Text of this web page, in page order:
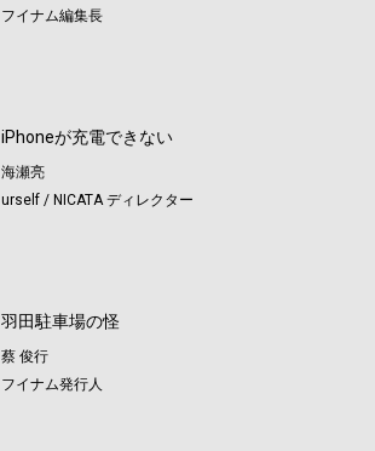
フイナム編集長
iPhoneが充電できない
海瀬亮
urself / NICATA ディレクター
羽田駐車場の怪
蔡 俊行
フイナム発行人